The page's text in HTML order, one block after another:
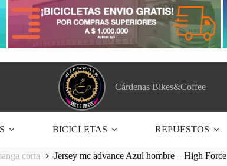
Cárdenas Bikes&Coffee
BICICLETAS REPUESTOS
corta Jersey mc advance Azul hombre – High Force